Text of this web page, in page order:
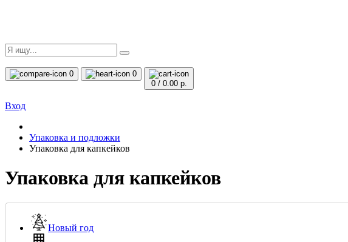
0
0
0/ 0.00 р.
Вход
Упаковка и подложки
Упаковка для капкейков
Упаковка для капкейков
Новый год